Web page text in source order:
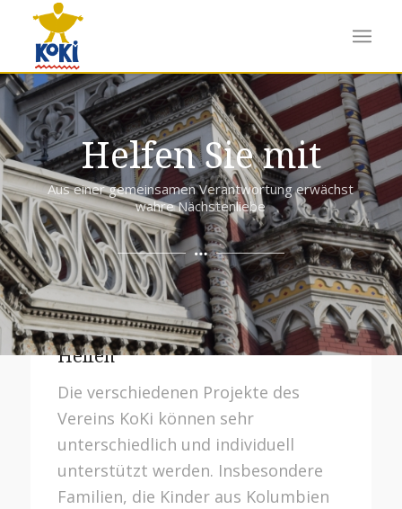
Helfen Sie mit
Aus einer gemeinsamen Verantwortung erwächst
wahre Nächstenliebe
Helfen
Die verschiedenen Projekte des
Vereins KoKi können sehr
unterschiedlich und individuell
unterstützt werden. Insbesondere
Familien, die Kinder aus Kolumbien